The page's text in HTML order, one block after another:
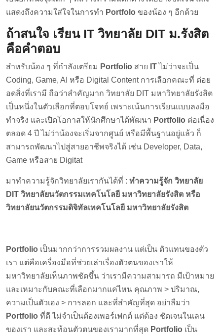
แสดงถึงความใส่ใจในการทำ Portfolo ของน้อง ๆ อีกด้วย
ถ้าสนใจ เรียน IT วิทยาลัย DIT ม.รังสิต
คือคำตอบ
สำหรับน้อง ๆ ที่กำลังเตรียม Portfolio สาย ITไม่ว่าจะเป็น
Coding, Game, AI หรือ Digital Content การเลือกคณะที่ ต่อย
อดสิ่งที่เรามี ถือว่าสำคัญมาก วิทยาลัย DIT มหาวิทยาลัยรังสิต
เป็นหนึ่งในตัวเลือกที่ตอบโจทย์ เพราะเน้นการเรียนแบบลงมือ
ทำจริง และเปิดโอกาสให้นักศึกษาได้พัฒนา Portfolio ต่อเนื่อง
ตลอด 4 ปี ไม่ว่าน้องจะเริ่มจากศูนย์ หรือมีพื้นฐานอยู่แล้ว ก็
สามารถพัฒนาไปสู่สายอาชีพจริงได้ เช่น Developer, Data,
Game หรือสาย Digitat
มาทำความรู้จักวิทยาลัยเรากันได้ที่ : ทำความรู้จัก วิทยาลัย
DIT วิทยาลัยนวัตกรรมเทคโนโลยี มหาวิทยาลัยรังสิต หรือ
วิทยาลัยนวัตกรรมดิจิทัลเทคโนโลยี มหาวิทยาลัยรังสิต
Portfolio เป็นมากกว่าการรวมผลงาน แต่เป็น ตัวแทนของตัว
เรา แต่คือเครื่องมือที่ช่วยเล่าเรื่องตัวตนของเราให้
มหาวิทยาลัยเห็นภาพชัดขึ้น ว่าเรามีความสามารถ มีเป้าหมาย
และเหมาะกับคณะที่เลือกมากแค่ไหน คุณภาพ > ปริมาณ,
ความเป็นตัวเอง > การลอก และที่สำคัญที่สุด อย่าลืมว่า
Portfolio ที่ดี ไม่จำเป็นต้องเพอร์เฟกต์ แต่ต้อง ชัดเจนในเลน
ของเรา และสะท้อนตัวตนของเรามากที่สุด Portfolio เป็น